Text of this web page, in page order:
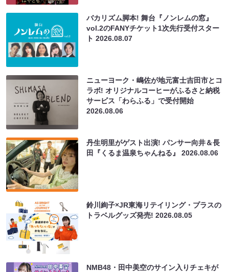
バカリズム脚本! 舞台『ノンレムの窓』
vol.2のFANYチケット1次先行受付スター
ト2026.08.07
ニューヨーク・嶋佐が地元富士吉田市とコ
ラボ! オリジナルコーヒーがふるさと納税
サービス「わらふる」で受付開始
2026.08.06
丹生明里がゲスト出演! パンサー向井＆長
田『くるま温泉ちゃんねる』2026.08.06
鈴川絢子×JR東海リテイリング・プラスの
トラベルグッズ発売!2026.08.05
NMB48・田中美空のサイン入りチェキが